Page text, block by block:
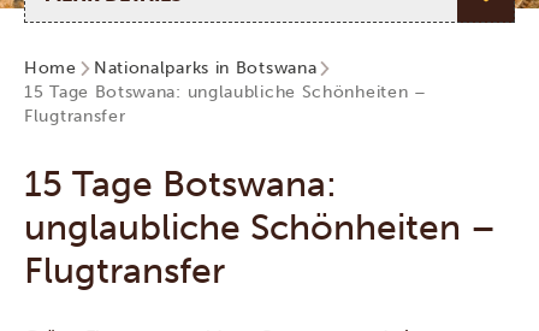
Home
Nationalparks in Botswana
15 Tage Botswana: unglaubliche Schönheiten –
Flugtransfer
15 Tage Botswana:
unglaubliche Schönheiten –
Flugtransfer